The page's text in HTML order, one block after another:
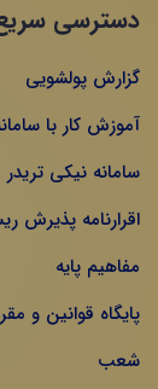
دسترسی
گزارش پولشویی
آموزش کار با
سامانه نیکی تریدر
اقرارنامه پذیرش
مفاهیم پایه
پایگاه قوانین و
شعب